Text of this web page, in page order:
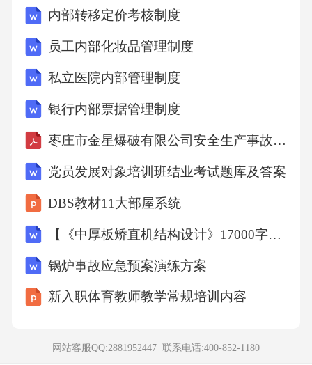
速率的影响，并探讨其在实际生活中的应用，
如消毒酒精的使用效果。三、计算题（本大题
共5个小题，共25分)1、（本题5分）有一浓度为
酸的电离常数Ka以及电离度。2、（本题5分）
在500mL浓度为0.5mol/L的氯化铁溶液中逐滴加
入0.5mol/L的氢氧化钠溶液，当生成沉淀的质量
最大时，消耗氢氧化钠溶液的体积是多少？3、
（本题5分）在101.3kPa、273K条件下，将2.0L
氮气和3.0L氢气充入5.0L密闭容器中合成氨，反
应达到平衡时，氨气的体积分数为20%，计算氮
气的转化率和平衡常数K。4、（本题5分）已知
内部转移定价考核制度
员工内部化妆品管理制度
私立医院内部管理制度
银行内部票据管理制度
枣庄市金星爆破有限公司安全生产事故应急预案1
党员发展对象培训班结业考试题库及答案
DBS教材11大部屋系统
【《中厚板矫直机结构设计》17000字（论文）】
锅炉事故应急预案演练方案
新入职体育教师教学常规培训内容
网站客服QQ:2881952447 联系电话:400-852-1180